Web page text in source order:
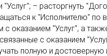
"Услуг"; – расторгнуть
к "Исполнителю" по
с оказанием "Услуг", а
с оказанием
полную и